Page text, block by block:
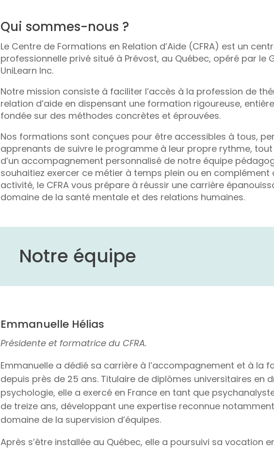
Qui sommes-nous ?
Le Centre de Formations en Relation d’Aide (CFRA) est un
professionnelle privé situé à Prévost, au Québec, opéré par le
UniLearn Inc.
Notre mission consiste à faciliter l’accès à la profession de
relation d’aide en dispensant une formation rigoureuse,
fondée sur des méthodes concrètes et éprouvées.
Nos formations sont conçues pour être accessibles à tous,
apprenants de suivre le programme à leur propre rythme,
d’un accompagnement personnalisé de notre équipe
souhaitiez exercer ce métier à temps plein ou en complément
activité, le CFRA vous prépare à réussir une carrière
domaine de la santé mentale et des relations humaines.
Notre équipe
Emmanuelle Hélias
Présidente et formatrice du CFRA.
Emmanuelle a dédié sa carrière à l’accompagnement et à la
depuis près de 25 ans. Titulaire de diplômes universitaires en
psychologie, elle a exercé en France en tant que
de treize ans, développant une expertise reconnue
domaine de la supervision d’équipes.
Après s’être installée au Québec, elle a poursuivi sa vocation